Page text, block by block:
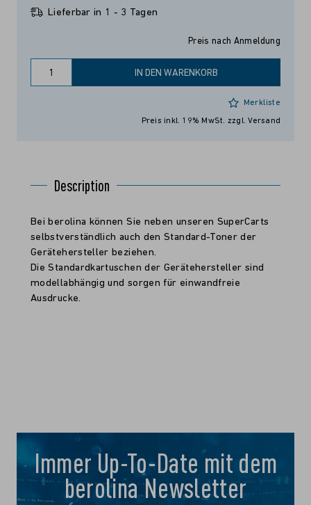
Preis nach Anmeldung
Lieferbar in 1 - 3 Tagen
IN DEN WARENKORB
Merkliste
Preis inkl. 19% MwSt. zzgl. Versand
Description
Bei berolina können Sie neben unseren SuperCarts
selbstverständlich auch den Standard-Toner der
Gerätehersteller beziehen.
Die Standardkartuschen der Gerätehersteller sind
modellabhängig und sorgen für einwandfreie
Ausdrucke.
Immer Up-To-Date mit dem
berolina Newsletter